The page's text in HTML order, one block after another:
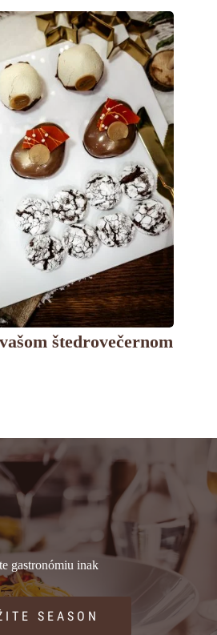
štedrovečernom
gastronómiu inak
SEASON